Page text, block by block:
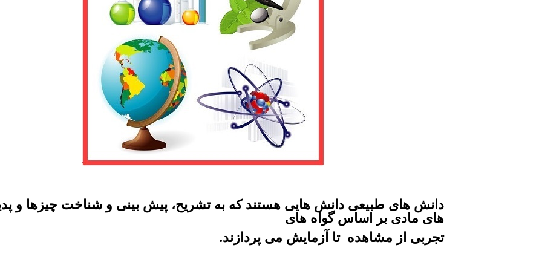
دانش های طبیعی دانش هایی هستند که به تشریح، پیش بینی و شناخت چیزها و
های مادیبر اساس گواه های
.تجربی از مشاهده تا آزمایش می پردازند